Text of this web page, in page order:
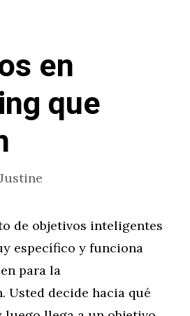
en
que
Justine
de objetivos inteligentes
específico y funciona
para la
Usted decide hacia qué